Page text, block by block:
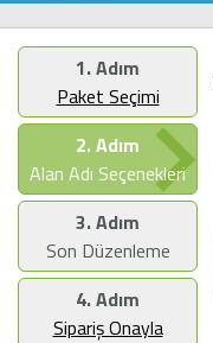
1. Adım
Paket Seçimi
2. Adım
Alan Adı Seçenekleri
3. Adım
Son Düzenleme
4. Adım
Sipariş Onayla